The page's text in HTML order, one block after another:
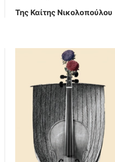
Της Καίτης Νικολοπούλου